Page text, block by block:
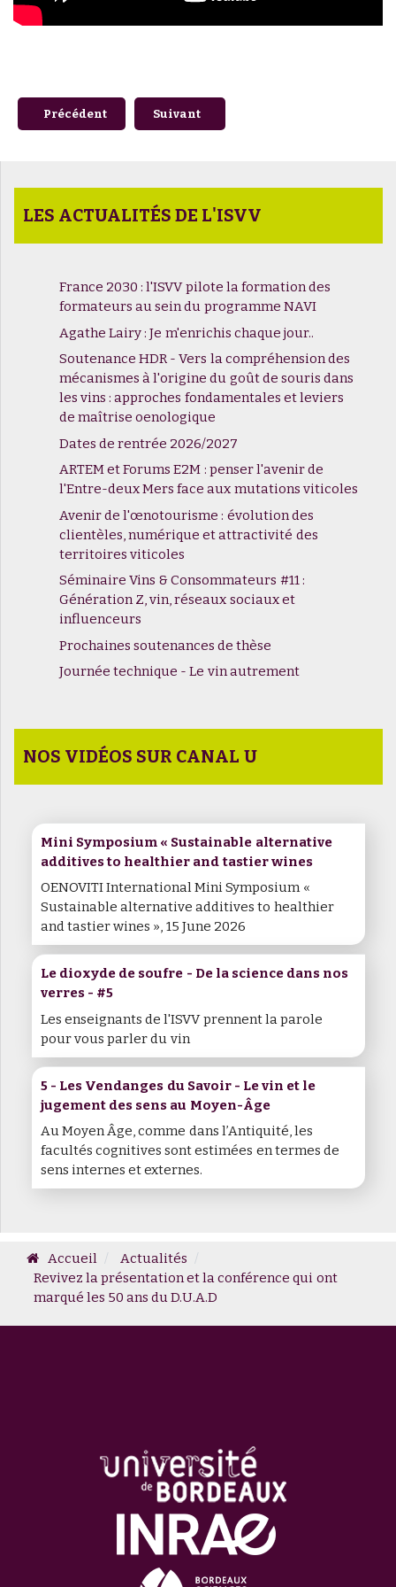
Article précédent : #01 - Les Vendanges du Savoir - Entre
Précédent Article suivant : Dates de rentrée : à vos
Suivant
LES ACTUALITÉS DE L'ISVV
France 2030 : l'ISVV pilote la formation des
formateurs au sein du programme NAVI
Agathe Lairy : Je m'enrichis chaque jour..
Soutenance HDR - Vers la compréhension des
mécanismes à l'origine du goût de souris dans
les vins : approches fondamentales et leviers
de maîtrise oenologique
Dates de rentrée 2026/2027
ARTEM et Forums E2M : penser l'avenir de
l'Entre-deux Mers face aux mutations viticoles
Avenir de l'œnotourisme : évolution des
clientèles, numérique et attractivité des
territoires viticoles
Séminaire Vins & Consommateurs #11 :
Génération Z, vin, réseaux sociaux et
influenceurs
Prochaines soutenances de thèse
Journée technique - Le vin autrement
NOS VIDÉOS SUR CANAL U
Mini Symposium « Sustainable alternative
additives to healthier and tastier wines
OENOVITI International Mini Symposium «
Sustainable alternative additives to healthier
and tastier wines », 15 June 2026
Le dioxyde de soufre - De la science dans nos
verres - #5
Les enseignants de l'ISVV prennent la parole
pour vous parler du vin
5 - Les Vendanges du Savoir - Le vin et le
jugement des sens au Moyen-Âge
Au Moyen Âge, comme dans l’Antiquité, les
facultés cognitives sont estimées en termes de
sens internes et externes.
Accueil
Actualités
Revivez la présentation et la conférence qui ont
marqué les 50 ans du D.U.A.D